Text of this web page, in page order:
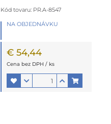
Kód tovaru: PR.A-8547
NA OBJEDNÁVKU
€ 54,44
Cena bez DPH / ks